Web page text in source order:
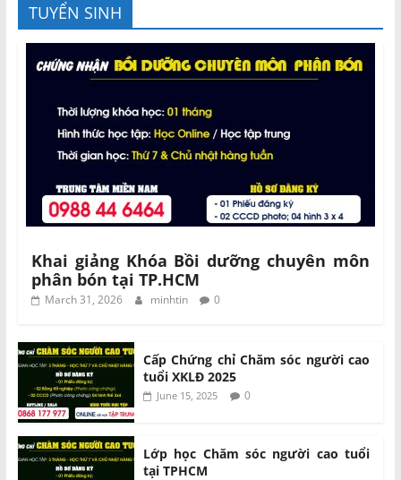
TUYỂN SINH
Khai giảng Khóa Bồi dưỡng chuyên môn
phân bón tại TP.HCM
March 31, 2026 minhtin 0
Cấp Chứng chỉ Chăm sóc người cao
tuổi XKLĐ 2025
June 15, 2025 0
Lớp học Chăm sóc người cao tuổi
tại TPHCM